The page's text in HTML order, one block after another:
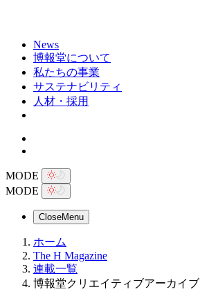
News
博報堂について
私たちの事業
サステナビリティ
人材・採用
MODE
MODE
CloseMenu
ホーム
The H Magazine
連載一覧
博報堂クリエイティブアーカイブ